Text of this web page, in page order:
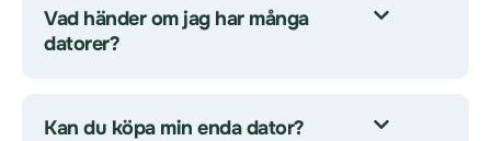
Vad händer om jag har många
datorer?
Kan du köpa min enda dator?